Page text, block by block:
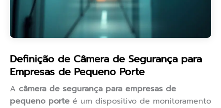
Definição de Câmera de Segurança para
Empresas de Pequeno Porte
A câmera de segurança para empresas de
pequeno porte é um dispositivo de monitoramento